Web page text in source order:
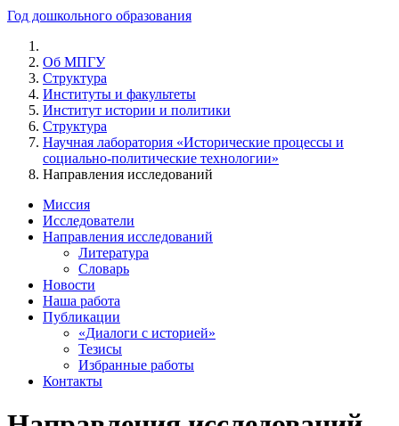
Год дошкольного образования
Об МПГУ
Структура
Институты и факультеты
Институт истории и политики
Структура
Научная лаборатория «Исторические процессы и
социально-политические технологии»
Направления исследований
Миссия
Исследователи
Направления исследований
Литература
Словарь
Новости
Наша работа
Публикации
«Диалоги с историей»
Тезисы
Избранные работы
Контакты